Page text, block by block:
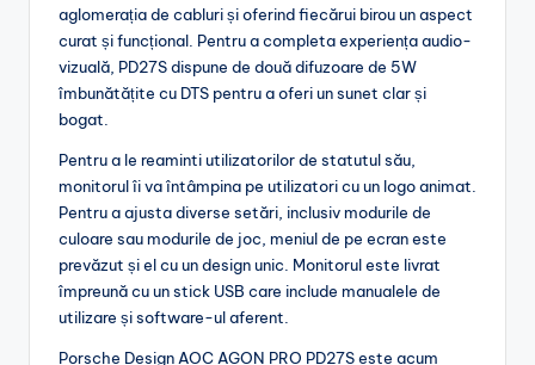
aglomerația de cabluri și oferind fiecărui birou un aspect
curat și funcțional. Pentru a completa experiența audio-
vizuală, PD27S dispune de două difuzoare de 5W
îmbunătățite cu DTS pentru a oferi un sunet clar și
bogat.
Pentru a le reaminti utilizatorilor de statutul său,
monitorul îi va întâmpina pe utilizatori cu un logo animat.
Pentru a ajusta diverse setări, inclusiv modurile de
culoare sau modurile de joc, meniul de pe ecran este
prevăzut și el cu un design unic. Monitorul este livrat
împreună cu un stick USB care include manualele de
utilizare și software-ul aferent.
Porsche Design AOC AGON PRO PD27S este acum